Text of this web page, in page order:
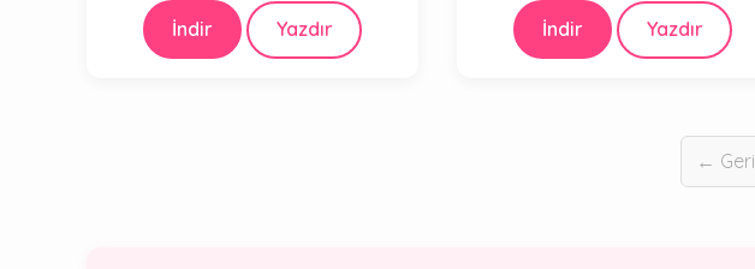
İndir Yazdır İndir Yazdır
← Geri